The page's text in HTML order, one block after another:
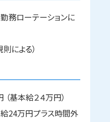
務ローテーションに
による）
基本給２４万円）
24万円プラス時間外